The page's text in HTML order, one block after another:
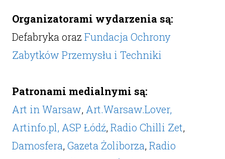
Organizatorami wydarzenia są:
Defabryka oraz Fundacja Ochrony
Zabytków Przemysłu i Techniki
Patronami medialnymi są:
Art in Warsaw, Art.Warsaw.Lover,
Artinfo.pl, ASP Łódź, Radio Chilli Zet,
Damosfera, Gazeta Żoliborza, Radio